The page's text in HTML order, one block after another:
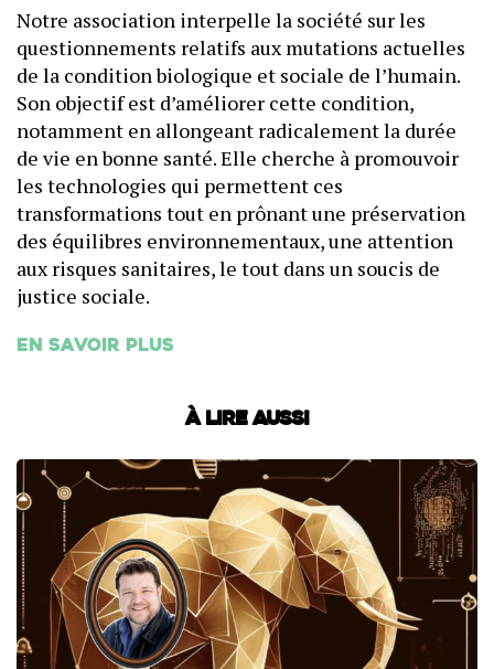
Notre association interpelle la société sur les
questionnements relatifs aux mutations actuelles
de la condition biologique et sociale de l’humain.
Son objectif est d’améliorer cette condition,
notamment en allongeant radicalement la durée
de vie en bonne santé. Elle cherche à promouvoir
les technologies qui permettent ces
transformations tout en prônant une préservation
des équilibres environnementaux, une attention
aux risques sanitaires, le tout dans un soucis de
justice sociale.
En savoir plus
À lire aussi